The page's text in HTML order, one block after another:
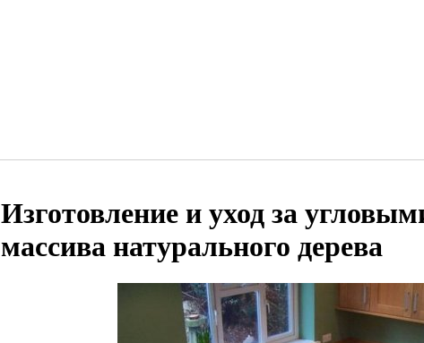
Изготовление и уход за
массива натурального дерева